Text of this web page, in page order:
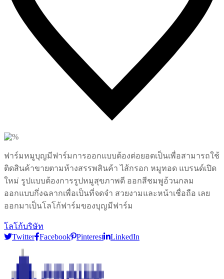
ฟาร์มหมูบุญมีฟาร์มการออกแบบต้องต่อยอดเป็นเพื่อสามารถใช้
ติดสินค้าขายตามห้างสรรพสินค้า ไส้กรอก หมูทอด แบรนด์เปิด
ใหม่ รูปแบบต้องการรูปหมูสุขภาพดี ออกสีชมพูอ้วนกลม
ออกแบบกึ่งฉลากเพื่อเป็นที่จดจำ สวยงามและหน้าเชื่อถือ เลย
ออกมาเป็นโลโก้ฟาร์มของบุญมีฟาร์ม
โลโก้บริษัท
Twitter Facebook Pinterest LinkedIn